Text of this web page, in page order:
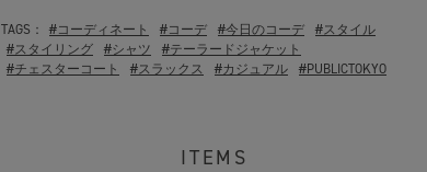
TAGS： #コーディネート #コーデ #今日のコーデ
#スタイル
#スタイリング
#シャツ
#テーラードジャケット
#チェスターコート
#スラックス #カジュアル #PUBLICTOKYO
ITEMS